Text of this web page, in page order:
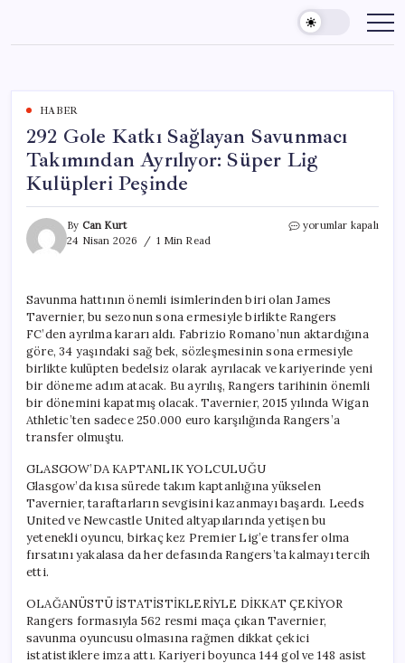
content
HABER
292 Gole Katkı Sağlayan Savunmacı
Takımından Ayrılıyor: Süper Lig
Kulüpleri Peşinde
By Can Kurt
24 Nisan 2026
1 Min Read
292
Takımından
Ayrılıyor:
Süper
Lig
Kulüpleri
Peşinde
için
yorumlar kapalı
Savunma hattının önemli isimlerinden biri olan James
Tavernier, bu sezonun sona ermesiyle birlikte Rangers
FC’den ayrılma kararı aldı. Fabrizio Romano’nun aktardığına
göre, 34 yaşındaki sağ bek, sözleşmesinin sona ermesiyle
birlikte kulüpten bedelsiz olarak ayrılacak ve kariyerinde yeni
bir döneme adım atacak. Bu ayrılış, Rangers tarihinin önemli
bir dönemini kapatmış olacak. Tavernier, 2015 yılında Wigan
Athletic’ten sadece 250.000 euro karşılığında Rangers’a
transfer olmuştu.
GLASGOW’DA KAPTANLIK YOLCULUĞU
Glasgow’da kısa sürede takım kaptanlığına yükselen
Tavernier, taraftarların sevgisini kazanmayı başardı. Leeds
United ve Newcastle United altyapılarında yetişen bu
yetenekli oyuncu, birkaç kez Premier Lig’e transfer olma
fırsatını yakalasa da her defasında Rangers’ta kalmayı tercih
etti.
OLAĞANÜSTÜ İSTATİSTİKLERİYLE DİKKAT ÇEKİYOR
Rangers formasıyla 562 resmi maça çıkan Tavernier,
savunma oyuncusu olmasına rağmen dikkat çekici
istatistiklere imza attı. Kariyeri boyunca 144 gol ve 148 asist